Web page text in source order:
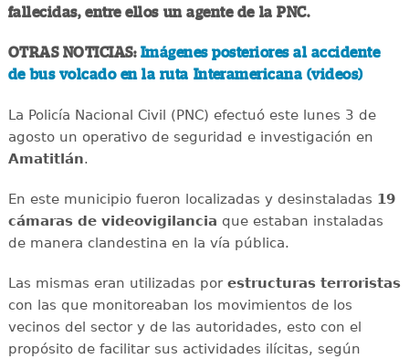
fallecidas, entre ellos un agente de la PNC.
OTRAS NOTICIAS: Imágenes posteriores al accidente
de bus volcado en la ruta Interamericana (videos)
La Policía Nacional Civil (PNC) efectuó este lunes 3 de
agosto un operativo de seguridad e investigación en
Amatitlán.
En este municipio fueron localizadas y desinstaladas 19
cámaras de videovigilancia que estaban instaladas
de manera clandestina en la vía pública.
Las mismas eran utilizadas por estructuras terroristas
con las que monitoreaban los movimientos de los
vecinos del sector y de las autoridades, esto con el
propósito de facilitar sus actividades ilícitas, según